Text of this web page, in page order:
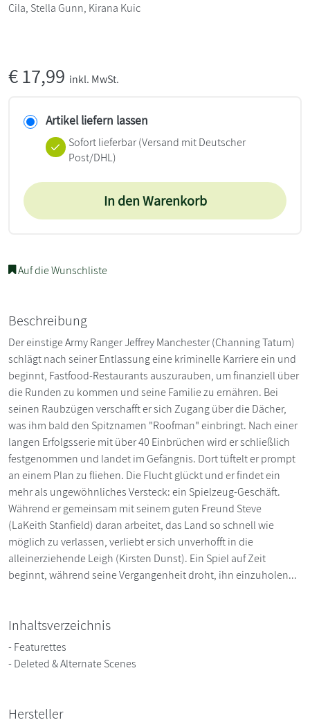
Cila, Stella Gunn, Kirana Kuic
€17,99 inkl. MwSt.
Artikel liefern lassen
Sofort lieferbar(Versand mit Deutscher
Post/DHL)
In den Warenkorb
Auf die Wunschliste
Beschreibung
Der einstige Army Ranger Jeffrey Manchester (Channing Tatum)
schlägt nach seiner Entlassung eine kriminelle Karriere ein und
beginnt, Fastfood-Restaurants auszurauben, um finanziell über
die Runden zu kommen und seine Familie zu ernähren. Bei
seinen Raubzügen verschafft er sich Zugang über die Dächer,
was ihm bald den Spitznamen "Roofman" einbringt. Nach einer
langen Erfolgsserie mit über 40 Einbrüchen wird er schließlich
festgenommen und landet im Gefängnis. Dort tüftelt er prompt
an einem Plan zu fliehen. Die Flucht glückt und er findet ein
mehr als ungewöhnliches Versteck: ein Spielzeug-Geschäft.
Während er gemeinsam mit seinem guten Freund Steve
(LaKeith Stanfield) daran arbeitet, das Land so schnell wie
möglich zu verlassen, verliebt er sich unverhofft in die
alleinerziehende Leigh (Kirsten Dunst). Ein Spiel auf Zeit
beginnt, während seine Vergangenheit droht, ihn einzuholen...
Inhaltsverzeichnis
- Featurettes
- Deleted & Alternate Scenes
Hersteller